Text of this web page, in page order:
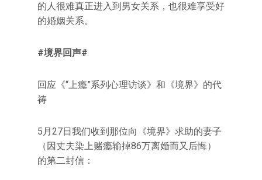
的人很难真正进入到男女关系，也很难享受好
的婚姻关系。
#境界回声#
回应《“上瘾”系列心理访谈》和《境界》的代
祷
5月27日我们收到那位向《境界》求助的妻子
（因丈夫染上赌瘾输掉86万离婚而又后悔）
的第二封信：